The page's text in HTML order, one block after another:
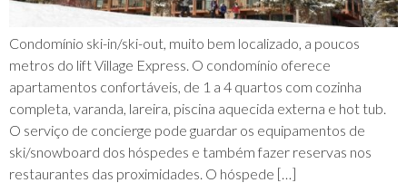
Condomínio ski-in/ski-out, muito bem localizado, a poucos
metros do lift Village Express. O condomínio oferece
apartamentos confortáveis, de 1 a 4 quartos com cozinha
completa, varanda, lareira, piscina aquecida externa e hot tub.
O serviço de concierge pode guardar os equipamentos de
ski/snowboard dos hóspedes e também fazer reservas nos
restaurantes das proximidades. O hóspede […]